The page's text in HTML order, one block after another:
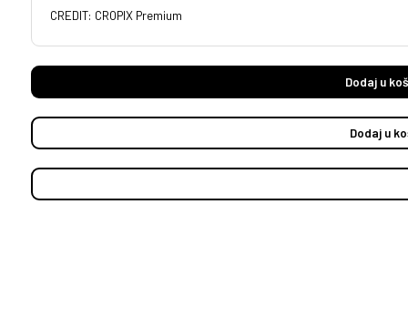
CREDIT: CROPIX Premium
Dodaj u
Dodaj u